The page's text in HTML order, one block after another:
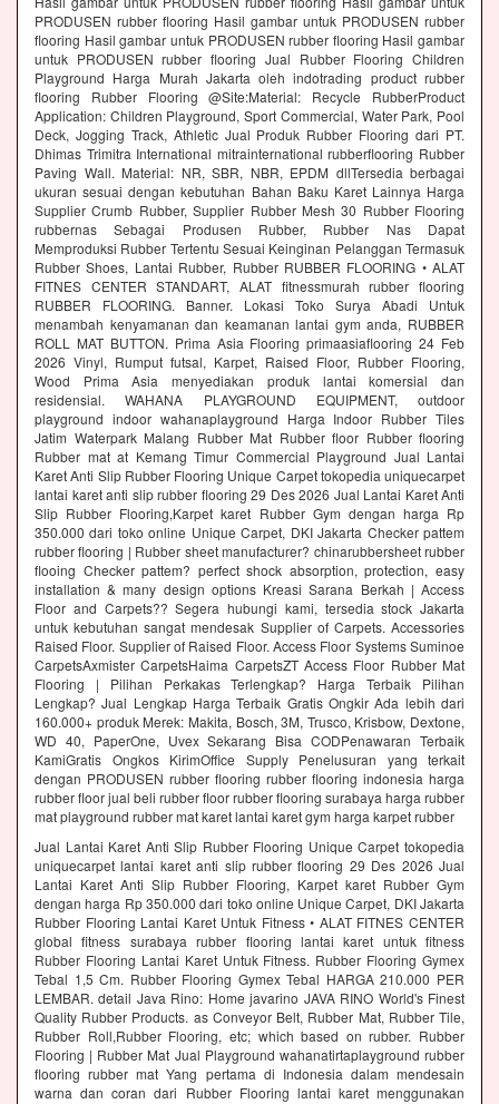
PRODUSEN rubber flooring Hasil gambar untuk PRODUSEN rubber
flooring Hasil gambar untuk PRODUSEN rubber flooring Hasil gambar
untuk PRODUSEN rubber flooring Jual Rubber Flooring Children
Playground Harga Murah Jakarta oleh indotrading product rubber
flooring Rubber Flooring @Site:Material: Recycle RubberProduct
Application: Children Playground, Sport Commercial, Water Park, Pool
Deck, Jogging Track, Athletic Jual Produk Rubber Flooring dari PT.
Dhimas Trimitra International mitrainternational rubberflooring Rubber
Paving Wall. Material: NR, SBR, NBR, EPDM dllTersedia berbagai
ukuran sesuai dengan kebutuhan Bahan Baku Karet Lainnya Harga
Supplier Crumb Rubber, Supplier Rubber Mesh 30 Rubber Flooring
rubbernas Sebagai Produsen Rubber, Rubber Nas Dapat
Memproduksi Rubber Tertentu Sesuai Keinginan Pelanggan Termasuk
Rubber Shoes, Lantai Rubber, Rubber RUBBER FLOORING • ALAT
FITNES CENTER STANDART, ALAT fitnessmurah rubber flooring
RUBBER FLOORING. Banner. Lokasi Toko Surya Abadi Untuk
menambah kenyamanan dan keamanan lantai gym anda, RUBBER
ROLL MAT BUTTON. Prima Asia Flooring primaasiaflooring 24 Feb
2026 Vinyl, Rumput futsal, Karpet, Raised Floor, Rubber Flooring,
Wood Prima Asia menyediakan produk lantai komersial dan
residensial. WAHANA PLAYGROUND EQUIPMENT, outdoor
playground indoor wahanaplayground Harga Indoor Rubber Tiles
Jatim Waterpark Malang Rubber Mat Rubber floor Rubber flooring
Rubber mat at Kemang Timur Commercial Playground Jual Lantai
Karet Anti Slip Rubber Flooring Unique Carpet tokopedia uniquecarpet
lantai karet anti slip rubber flooring 29 Des 2026 Jual Lantai Karet Anti
Slip Rubber Flooring,Karpet karet Rubber Gym dengan harga Rp
350.000 dari toko online Unique Carpet, DKI Jakarta Checker pattem
rubber flooring | Rubber sheet manufacturer? chinarubbersheet rubber
flooing Checker pattem? perfect shock absorption, protection, easy
installation & many design options Kreasi Sarana Berkah | Access
Floor and Carpets?? Segera hubungi kami, tersedia stock Jakarta
untuk kebutuhan sangat mendesak Supplier of Carpets. Accessories
Raised Floor. Supplier of Raised Floor. Access Floor Systems Suminoe
CarpetsAxmister CarpetsHaima CarpetsZT Access Floor Rubber Mat
Flooring | Pilihan Perkakas Terlengkap? Harga Terbaik Pilihan
Lengkap? Jual Lengkap Harga Terbaik Gratis Ongkir Ada lebih dari
160.000+ produk Merek: Makita, Bosch, 3M, Trusco, Krisbow, Dextone,
WD 40, PaperOne, Uvex Sekarang Bisa CODPenawaran Terbaik
KamiGratis Ongkos KirimOffice Supply Penelusuran yang terkait
dengan PRODUSEN rubber flooring rubber flooring indonesia harga
rubber floor jual beli rubber floor rubber flooring surabaya harga rubber
mat playground rubber mat karet lantai karet gym harga karpet rubber
Jual Lantai Karet Anti Slip Rubber Flooring Unique Carpet tokopedia
uniquecarpet lantai karet anti slip rubber flooring 29 Des 2026 Jual
Lantai Karet Anti Slip Rubber Flooring, Karpet karet Rubber Gym
dengan harga Rp 350.000 dari toko online Unique Carpet, DKI Jakarta
Rubber Flooring Lantai Karet Untuk Fitness • ALAT FITNES CENTER
global fitness surabaya rubber flooring lantai karet untuk fitness
Rubber Flooring Lantai Karet Untuk Fitness. Rubber Flooring Gymex
Tebal 1,5 Cm. Rubber Flooring Gymex Tebal HARGA 210.000 PER
LEMBAR. detail Java Rino: Home javarino JAVA RINO World's Finest
Quality Rubber Products. as Conveyor Belt, Rubber Mat, Rubber Tile,
Rubber Roll,Rubber Flooring, etc; which based on rubber. Rubber
Flooring | Rubber Mat Jual Playground wahanatirtaplayground rubber
flooring rubber mat Yang pertama di Indonesia dalam mendesain
warna dan coran dari Rubber Flooring lantai karet menggunakan